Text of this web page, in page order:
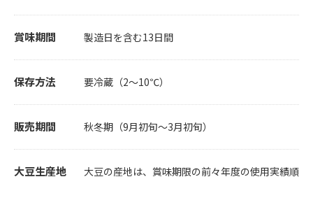
賞味期間 製造日を含む13日間
保存方法 要冷蔵（2～10℃）
販売期間 秋冬期（9月初旬～3月初旬）
大豆生産地 大豆の産地は、賞味期限の前々年度の使用実績順